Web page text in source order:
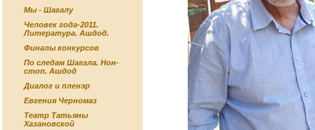
Мы - Шагалу
Человек года-2011.
Литература. Ашдод.
Финалы конкурсов
По следам Шагала. Нон-
стоп. Ашдод
Диалог и пленэр
Евгения Черномаз
Театр Татьяны
Хазановской